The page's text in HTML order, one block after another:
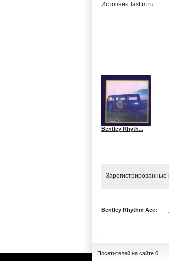
Источник: lastfm.ru
Bentley Rhyth...
Зарегистрированные
Bentley Rhythm Ace:
Посетителей на сайте 0